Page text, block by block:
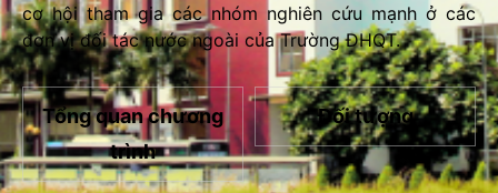
cơ hội tham gia các nhóm nghiên cứu mạnh ở các
đơn vị đối tác nước ngoài của Trường ĐHQT.
Tổng quan chương
trình
Đối tượng